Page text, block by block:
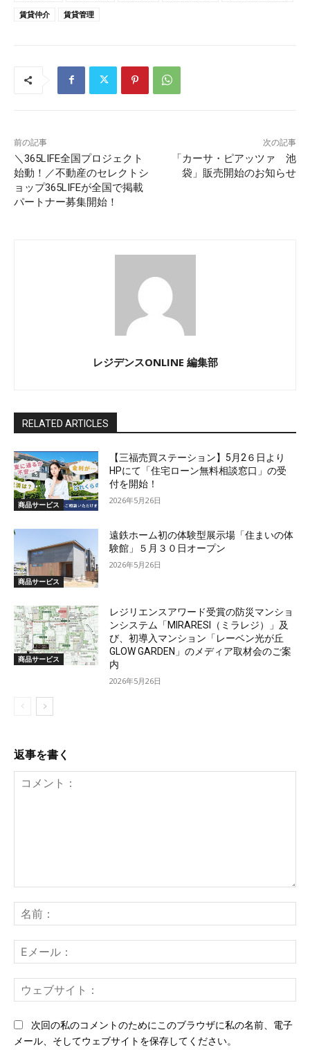
賃貸仲介
賃貸管理
前の記事
＼365LIFE全国プロジェクト
始動！／不動産のセレクトシ
ョップ365LIFEが全国で掲載
パートナー募集開始！
次の記事
「カーサ・ピアッツァ 池
袋」販売開始のお知らせ
レジデンスONLINE 編集部
RELATED ARTICLES
商品サービス
【三福売買ステーション】5月2６日より
HPにて「住宅ローン無料相談窓口」の受
付を開始！
2026年5月26日
商品サービス
遠鉄ホーム初の体験型展示場「住まいの体
験館」５月３０日オープン
2026年5月26日
商品サービス
レジリエンスアワード受賞の防災マンショ
ンシステム「MIRARESI（ミラレジ）」及
び、初導入マンション「レーベン光が丘
GLOW GARDEN」のメディア取材会のご案
内
2026年5月26日
返事を書く
ン
ト：
前
メ
ー
ェ
次回の私のコメントのためにこのブラウザに私の名前、電子
メール、そしてウェブサイトを保存してください。